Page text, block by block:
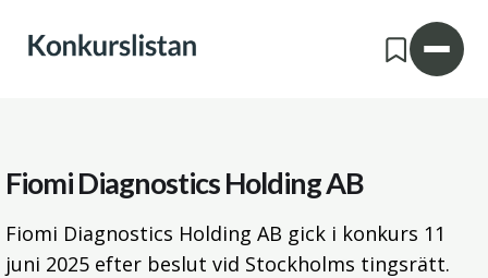
Fiomi Diagnostics Holding AB
Fiomi Diagnostics Holding AB gick i konkurs 11
juni 2025 efter beslut vid Stockholms tingsrätt.